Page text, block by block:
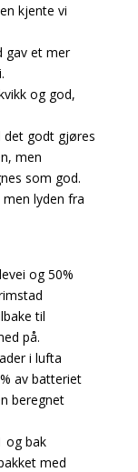
kjente vi
gav et mer
og god,
det godt gjøres
men
som god.
lyden fra
og 50%
til
på.
i lufta
av batteriet
beregnet
og bak
med